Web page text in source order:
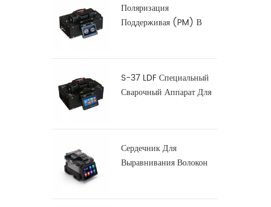
Поляризация
Поддерживая (PM) В
S-37 LDF Специальный
Сварочный Аппарат Для
Сердечник Для
Выравнивания Волокон